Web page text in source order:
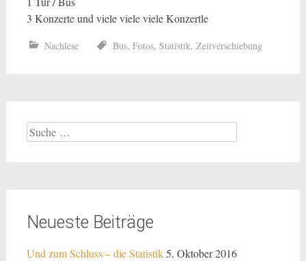
3 Konzerte und viele viele viele Konzertle
Nachlese Bus, Fotos, Statistik, Zeitverschiebung
Suche
nach:
Neueste Beiträge
Und zum Schluss – die Statistik5. Oktober 2016